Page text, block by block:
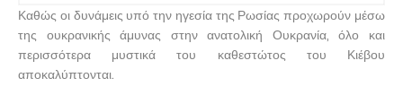
Καθώς οι δυνάμεις υπό την ηγεσία της Ρωσίας προχωρούν μέσω
της ουκρανικής άμυνας στην ανατολική Ουκρανία, όλο και
περισσότερα μυστικά του καθεστώτος του Κιέβου
αποκαλύπτονται.